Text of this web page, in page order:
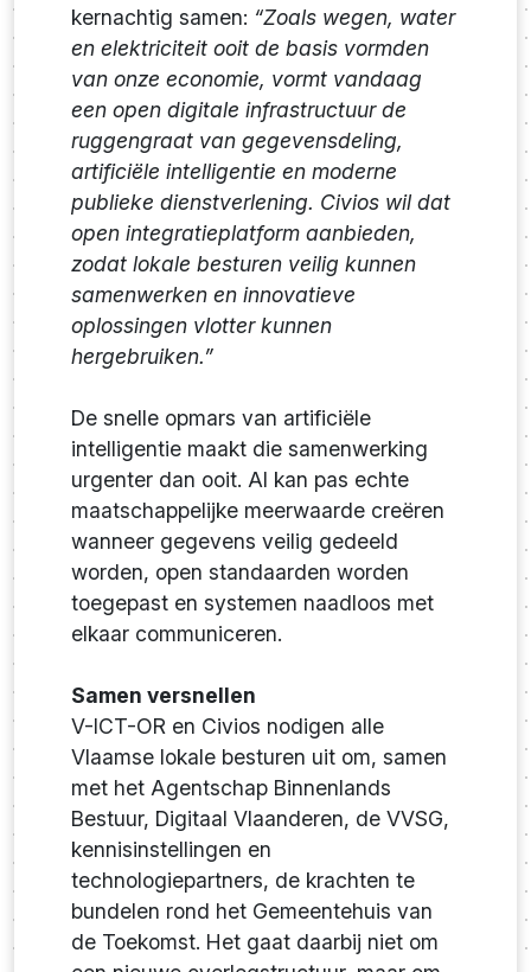
kernachtig samen: “Zoals wegen, water
en elektriciteit ooit de basis vormden
van onze economie, vormt vandaag
een open digitale infrastructuur de
ruggengraat van gegevensdeling,
artificiële intelligentie en moderne
publieke dienstverlening. Civios wil dat
open integratieplatform aanbieden,
zodat lokale besturen veilig kunnen
samenwerken en innovatieve
oplossingen vlotter kunnen
hergebruiken.”
De snelle opmars van artificiële
intelligentie maakt die samenwerking
urgenter dan ooit. AI kan pas echte
maatschappelijke meerwaarde creëren
wanneer gegevens veilig gedeeld
worden, open standaarden worden
toegepast en systemen naadloos met
elkaar communiceren.
Samen versnellen
V-ICT-OR en Civios nodigen alle
Vlaamse lokale besturen uit om, samen
met het Agentschap Binnenlands
Bestuur, Digitaal Vlaanderen, de VVSG,
kennisinstellingen en
technologiepartners, de krachten te
bundelen rond het Gemeentehuis van
de Toekomst. Het gaat daarbij niet om